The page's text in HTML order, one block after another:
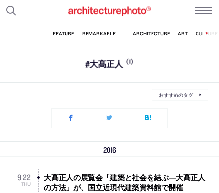
#大髙正人 (1)
おすすめのタグ
2016
9.22
THU
大髙正人の展覧会「建築と社会を結ぶ―大髙正人
の方法」が、国立近現代建築資料館で開催